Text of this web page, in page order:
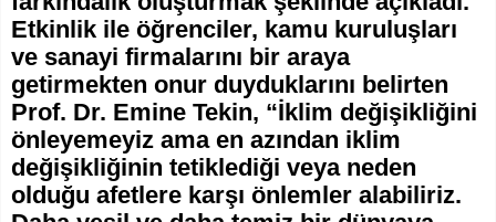
Etkinlik ile öğrenciler, kamu kuruluşları
ve sanayi firmalarını bir araya
getirmekten onur duyduklarını belirten
Prof. Dr. Emine Tekin, “İklim değişikliğini
önleyemeyiz ama en azından iklim
değişikliğinin tetiklediği veya neden
olduğu afetlere karşı önlemler alabiliriz.